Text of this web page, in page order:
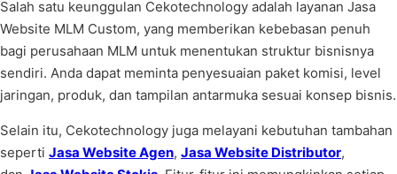
Salah satu keunggulan Cekotechnology adalah layanan Jasa
Website MLM Custom, yang memberikan kebebasan penuh
bagi perusahaan MLM untuk menentukan struktur bisnisnya
sendiri. Anda dapat meminta penyesuaian paket komisi, level
jaringan, produk, dan tampilan antarmuka sesuai konsep bisnis.
Selain itu, Cekotechnology juga melayani kebutuhan tambahan
seperti Jasa Website Agen, Jasa Website Distributor,